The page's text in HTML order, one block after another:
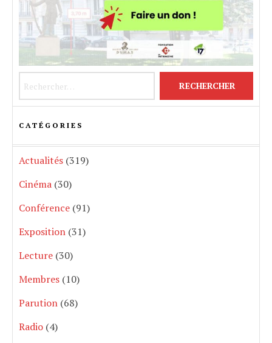
CATÉGORIES
Actualités (319)
Cinéma (30)
Conférence (91)
Exposition (31)
Lecture (30)
Membres (10)
Parution (68)
Radio (4)